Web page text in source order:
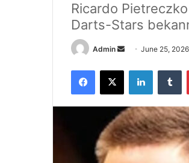
Ricardo
Darts-Stars
Admin
Send
email
June 25, 2026
Facebook
X LinkedIn